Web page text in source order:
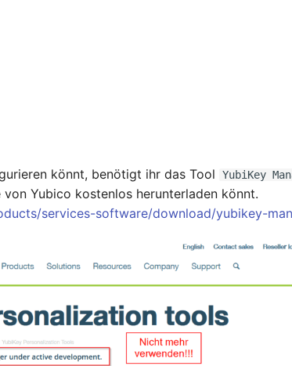
könnt, benötigt ihr das Tool YubiKey
Yubico kostenlos herunterladen könnt.
services-software/download/yubikey-